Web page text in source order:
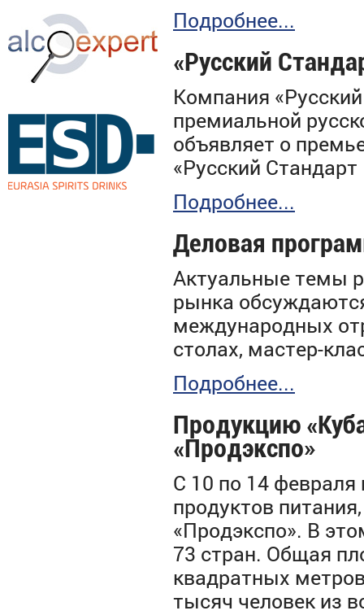
Подробнее...
«Русский
Компания
премиальной
объявляет о
«Русский
Подробнее...
Деловая
Актуальные темы
рынка
международных
столах, мастер-
Подробнее...
Продукцию
«Продэкспо»
С 10 по 14
продуктов
«Продэкспо». В
73 стран. Общая
квадратных
тысяч человек из